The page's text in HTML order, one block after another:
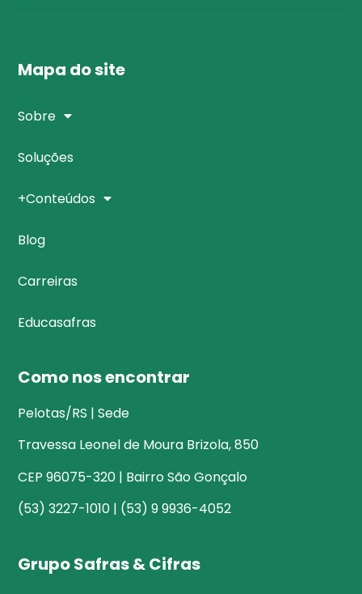
Mapa do site
Sobre
Soluções
+Conteúdos
Blog
Carreiras
Educasafras
Como nos encontrar
Pelotas/RS | Sede
Travessa Leonel de Moura Brizola, 850
CEP 96075-320 | Bairro São Gonçalo
(53) 3227-1010 | (53) 9 9936-4052
Grupo Safras & Cifras